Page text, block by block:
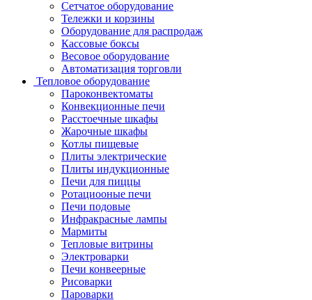
Сетчатое оборудование
Тележки и корзины
Оборудование для распродаж
Кассовые боксы
Весовое оборудование
Автоматизация торговли
Тепловое оборудование
Пароконвектоматы
Конвекционные печи
Расстоечные шкафы
Жарочные шкафы
Котлы пищевые
Плиты электрические
Плиты индукционные
Печи для пиццы
Ротациооные печи
Печи подовые
Инфракрасные лампы
Мармиты
Тепловые витрины
Электроварки
Печи конвеерные
Рисоварки
Пароварки